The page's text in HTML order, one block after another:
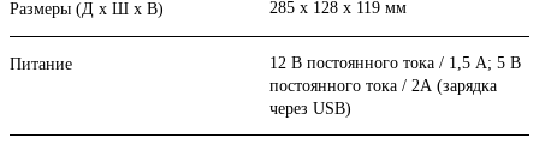
Размеры (Д х Ш х В) 285 х 128 х 119 мм
Питание
12 В постоянного тока / 1,5 А; 5 В
постоянного тока / 2А (зарядка
через USB)